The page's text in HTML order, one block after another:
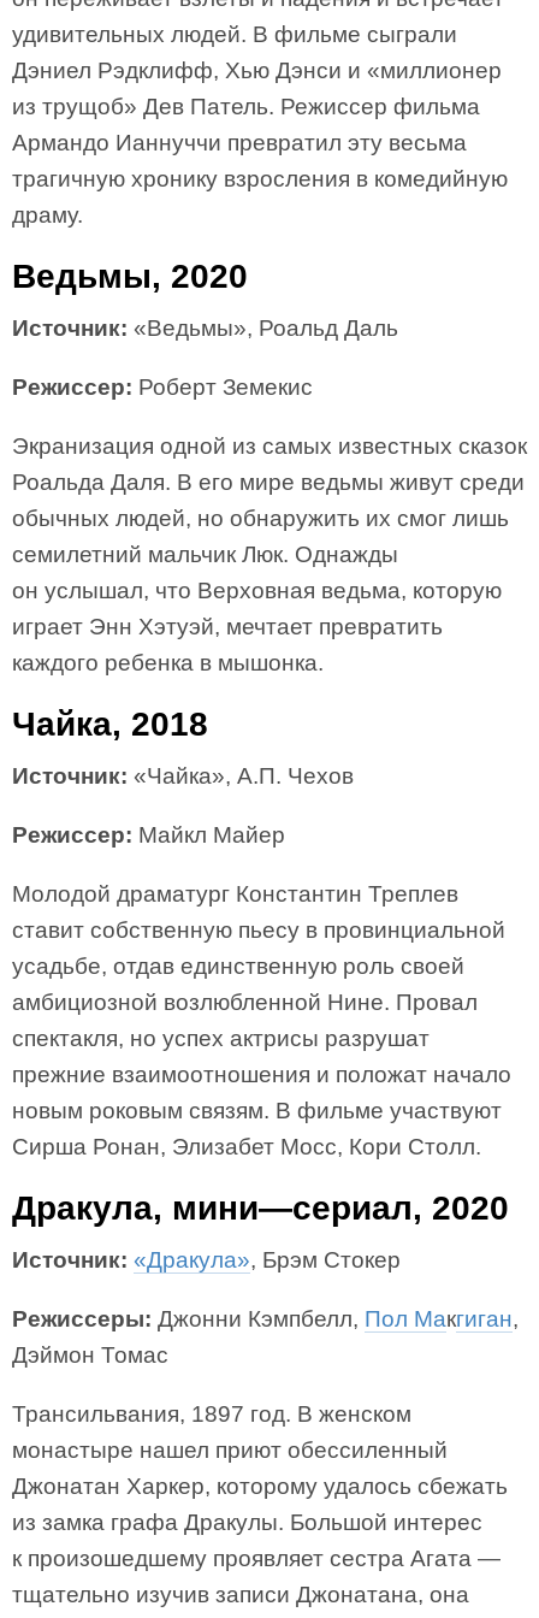
удивительных людей. В фильме сыграли
Дэниел Рэдклифф, Хью Дэнси и «миллионер
из трущоб» Дев Патель. Режиссер фильма
Армандо Ианнуччи превратил эту весьма
трагичную хронику взросления в комедийную
драму.
Ведьмы, 2020
Источник: «Ведьмы», Роальд Даль
Режиссер: Роберт Земекис
Экранизация одной из самых известных сказок
Роальда Даля. В его мире ведьмы живут среди
обычных людей, но обнаружить их смог лишь
семилетний мальчик Люк. Однажды
он услышал, что Верховная ведьма, которую
играет Энн Хэтуэй, мечтает превратить
каждого ребенка в мышонка.
Чайка, 2018
Источник: «Чайка», А.П. Чехов
Режиссер: Майкл Майер
Молодой драматург Константин Треплев
ставит собственную пьесу в провинциальной
усадьбе, отдав единственную роль своей
амбициозной возлюбленной Нине. Провал
спектакля, но успех актрисы разрушат
прежние взаимоотношения и положат начало
новым роковым связям. В фильме участвуют
Сирша Ронан, Элизабет Мосс, Кори Столл.
Дракула, мини—сериал, 2020
Источник: «Дракула», Брэм Стокер
Режиссеры: Джонни Кэмпбелл, Пол Макгиган,
Дэймон Томас
Трансильвания, 1897 год. В женском
монастыре нашел приют обессиленный
Джонатан Харкер, которому удалось сбежать
из замка графа Дракулы. Большой интерес
к произошедшему проявляет сестра Агата —
тщательно изучив записи Джонатана, она